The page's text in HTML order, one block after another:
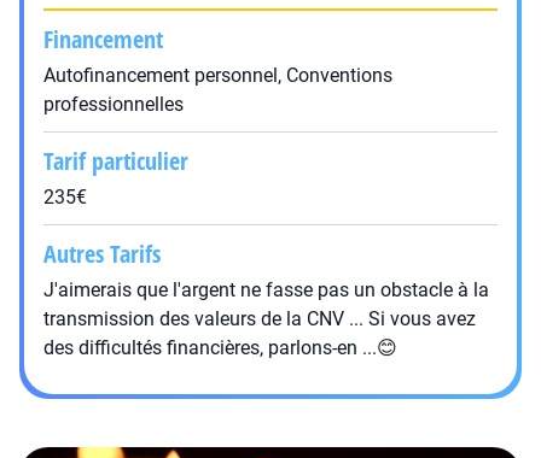
Financement
Autofinancement personnel, Conventions
professionnelles
Tarif particulier
235€
Autres Tarifs
J'aimerais que l'argent ne fasse pas un obstacle à la
transmission des valeurs de la CNV ... Si vous avez
des difficultés financières, parlons-en ...😊